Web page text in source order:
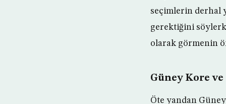
seçimlerin derhal
gerektiğini
olarak görmenin
Güney Kore
Öte yandan